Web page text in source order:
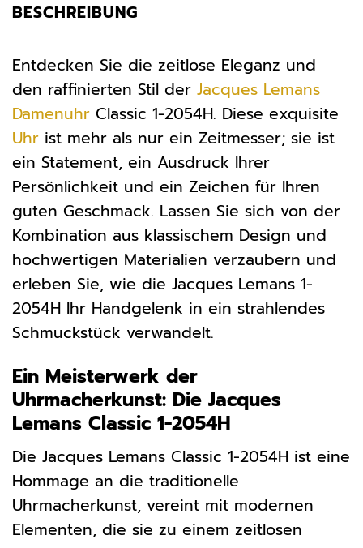
BESCHREIBUNG
Entdecken Sie die zeitlose Eleganz und
den raffinierten Stil der Jacques Lemans
Damenuhr Classic 1-2054H. Diese exquisite
Uhr ist mehr als nur ein Zeitmesser; sie ist
ein Statement, ein Ausdruck Ihrer
Persönlichkeit und ein Zeichen für Ihren
guten Geschmack. Lassen Sie sich von der
Kombination aus klassischem Design und
hochwertigen Materialien verzaubern und
erleben Sie, wie die Jacques Lemans 1-
2054H Ihr Handgelenk in ein strahlendes
Schmuckstück verwandelt.
Ein Meisterwerk der
Uhrmacherkunst: Die Jacques
Lemans Classic 1-2054H
Die Jacques Lemans Classic 1-2054H ist eine
Hommage an die traditionelle
Uhrmacherkunst, vereint mit modernen
Elementen, die sie zu einem zeitlosen